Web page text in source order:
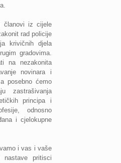
članovi iz cijele
rad policije
krivičnih djela
gradovima.
na nezakonita
novinara i
posebno ćemo
zastrašivanja
principa i
odnosno
i cjelokupne
i vas i vaše
pritisci